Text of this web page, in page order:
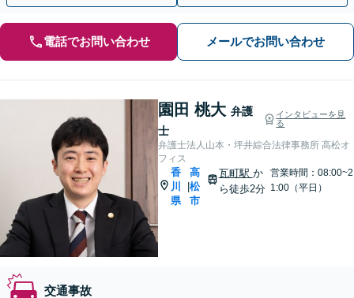
電話でお問い合わせ メールでお問い合わせ
園田 桃大 弁護
士
インタビューを見
る
弁護士法人山本・坪井綜合法律事務所 高松オ
フィス
香
川
県
高
松
市
瓦町駅 か
ら徒歩2分
営業時間：08:00~2
1:00（平日）
交通事故